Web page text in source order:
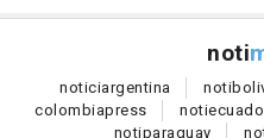
noti
noticiargentina noti
colombiapress noti
notiparaguay